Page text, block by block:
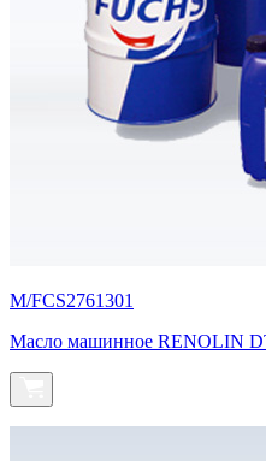
M/FCS2761301
Масло машинное RENOLIN